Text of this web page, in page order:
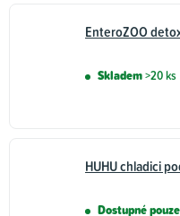
pro psy
Vitamíny a léčiva pro
Adresáře a známky
EnteroZOO
Skladem>20 ks
HUHU chladici
Dostupné